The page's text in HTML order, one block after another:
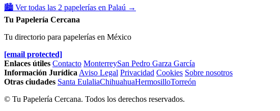
🏙️ Ver todas las 2 papelerías en Palaú →
Tu Papelería Cercana
Tu directorio para papelerías en México
[email protected]
Enlaces útiles Contacto MonterreySan Pedro Garza García
Información Jurídica Aviso Legal Privacidad Cookies Sobre nosotros
Otras ciudades Santa EulaliaChihuahuaHermosilloTorreón
© Tu Papelería Cercana. Todos los derechos reservados.